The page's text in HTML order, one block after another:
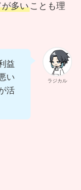
多いことも理
ラジカル
益
い
活